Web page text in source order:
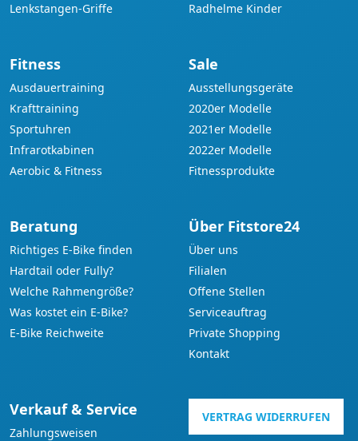
Lenkstangen-Griffe
Radhelme Kinder
Fitness
Ausdauertraining
Krafttraining
Sportuhren
Infrarotkabinen
Aerobic & Fitness
Sale
Ausstellungsgeräte
2020er Modelle
2021er Modelle
2022er Modelle
Fitnessprodukte
Beratung
Richtiges E-Bike finden
Hardtail oder Fully?
Welche Rahmengröße?
Was kostet ein E-Bike?
E-Bike Reichweite
Über Fitstore24
Über uns
Filialen
Offene Stellen
Serviceauftrag
Private Shopping
Kontakt
Verkauf & Service
Zahlungsweisen
VERTRAG WIDERRUFEN